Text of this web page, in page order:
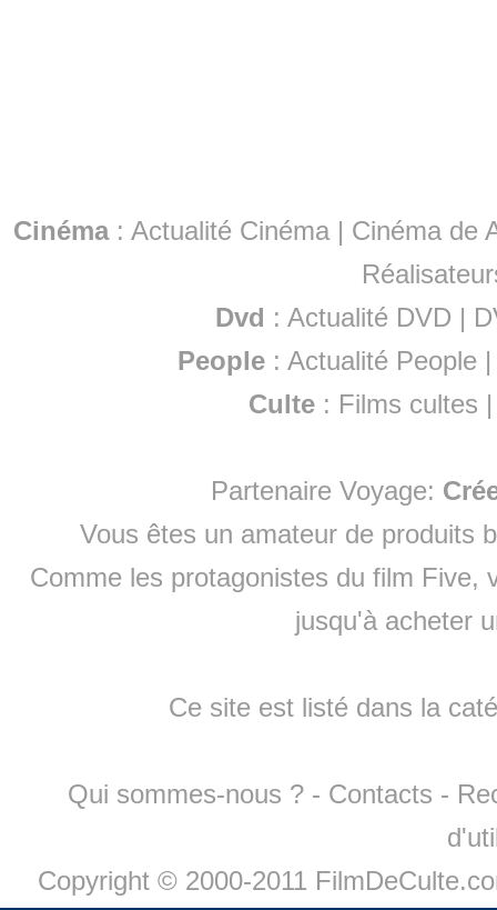
Cinéma: Actualité Cinéma | Cinéma de
Dvd : Actualité DVD |
People :Actualité People
Culte : Films cultes
Partenaire Voyage:
Vous êtes un amateur de produits
Comme les protagonistes du film Five,
jusqu'à acheter
Ce site est listé dans la
Qui sommes-nous ? - Contacts -
Copyright © 2000-2011